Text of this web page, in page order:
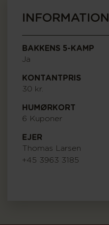
INFORMATION
BAKKENS 5-KAMP
Ja
KONTANTPRIS
30 kr.
HUMØRKORT
6 Kuponer
EJER
Thomas Larsen
+45 3963 3185